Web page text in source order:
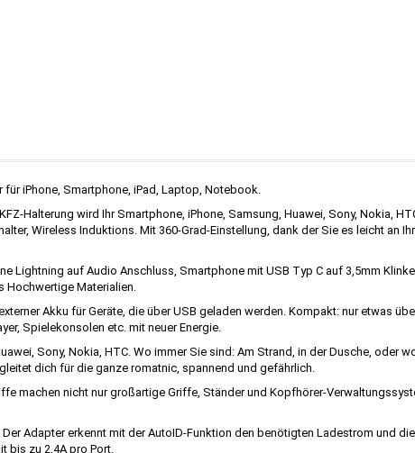
iPhone, Smartphone, iPad, Laptop, Notebook.
Halterung wird Ihr Smartphone, iPhone, Samsung, Huawei, Sony, Nokia,
Wireless Induktions. Mit 360-Grad-Einstellung, dank der Sie es leicht an
Lightning auf Audio Anschluss, Smartphone mit USB Typ C auf 3,5mm
Materialien.
Akku für Geräte, die über USB geladen werden. Kompakt: nur etwas
Spielekonsolen etc. mit neuer Energie.
Sony, Nokia, HTC. Wo immer Sie sind: Am Strand, in der Dusche, oder
dich für die ganze romatnic, spannend und gefährlich.
machen nicht nur großartige Griffe, Ständer und Kopfhörer-
Adapter erkennt mit der AutoID-Funktion den benötigten Ladestrom und
bis zu 2,4A pro Port.